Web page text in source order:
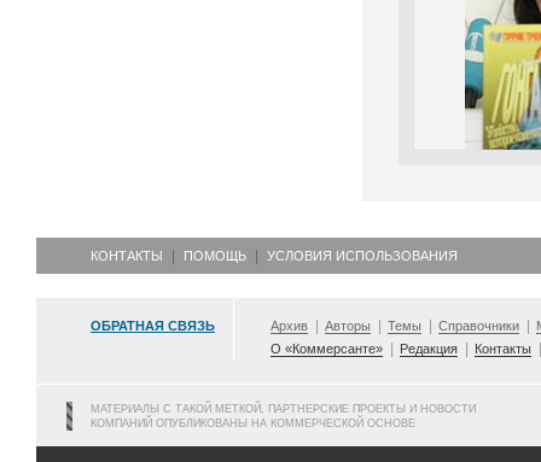
КОНТАКТЫ ПОМОЩЬ УСЛОВИЯ ИСПОЛЬЗОВАНИЯ
ОБРАТНАЯ СВЯЗЬ Архив Авторы Темы Справочники
О «Коммерсанте»
Редакция Контакты
МАТЕРИАЛЫ С ТАКОЙ МЕТКОЙ, ПАРТНЕРСКИЕ ПРОЕКТЫ И НОВОСТИ
КОМПАНИЙ ОПУБЛИКОВАНЫ НА КОММЕРЧЕСКОЙ ОСНОВЕ